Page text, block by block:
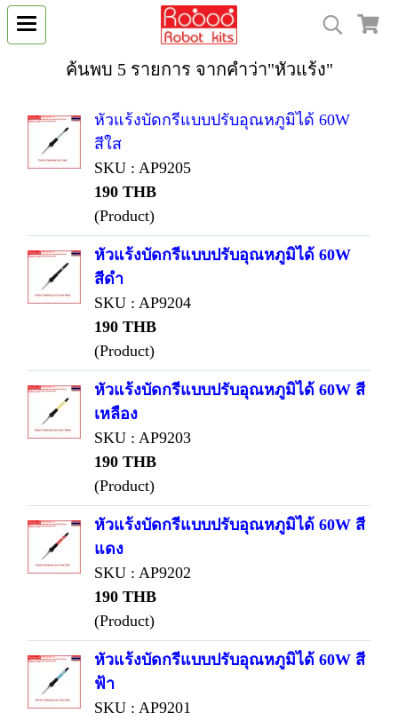
ค้นพบ 5 รายการ จากคำว่า"หัวแร้ง"
หัวแร้งบัดกรีแบบปรับอุณหภูมิได้ 60W
สีใส
SKU : AP9205
190 THB
(Product)
หัวแร้งบัดกรีแบบปรับอุณหภูมิได้ 60W
สีดำ
SKU : AP9204
190 THB
(Product)
หัวแร้งบัดกรีแบบปรับอุณหภูมิได้ 60W สี
เหลือง
SKU : AP9203
190 THB
(Product)
หัวแร้งบัดกรีแบบปรับอุณหภูมิได้ 60W สี
แดง
SKU : AP9202
190 THB
(Product)
หัวแร้งบัดกรีแบบปรับอุณหภูมิได้ 60W สี
ฟ้า
SKU : AP9201